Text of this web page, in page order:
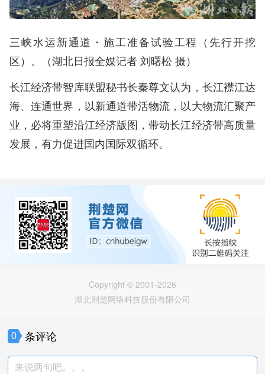
三峡水运新通道・施工准备试验工程（先行开挖
区）。（湖北日报全媒记者 刘曙松 摄）
长江经济带智库联盟秘书长秦尊文认为，长江襟江达
海、连通世界，以新通道带活物流，以大物流汇聚产
业，必将重塑沿江经济版图，带动长江经济带高质量
发展，有力促进国内国际双循环。
Copyright © 2001-2026
湖北荆楚网络科技股份有限公司
0 条评论
来说两句吧。。。